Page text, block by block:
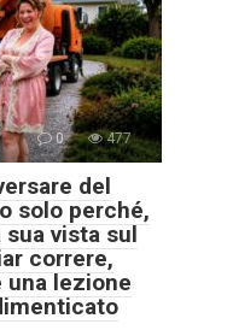
0 477
del
solo perché,
sua vista sul
correre,
una lezione